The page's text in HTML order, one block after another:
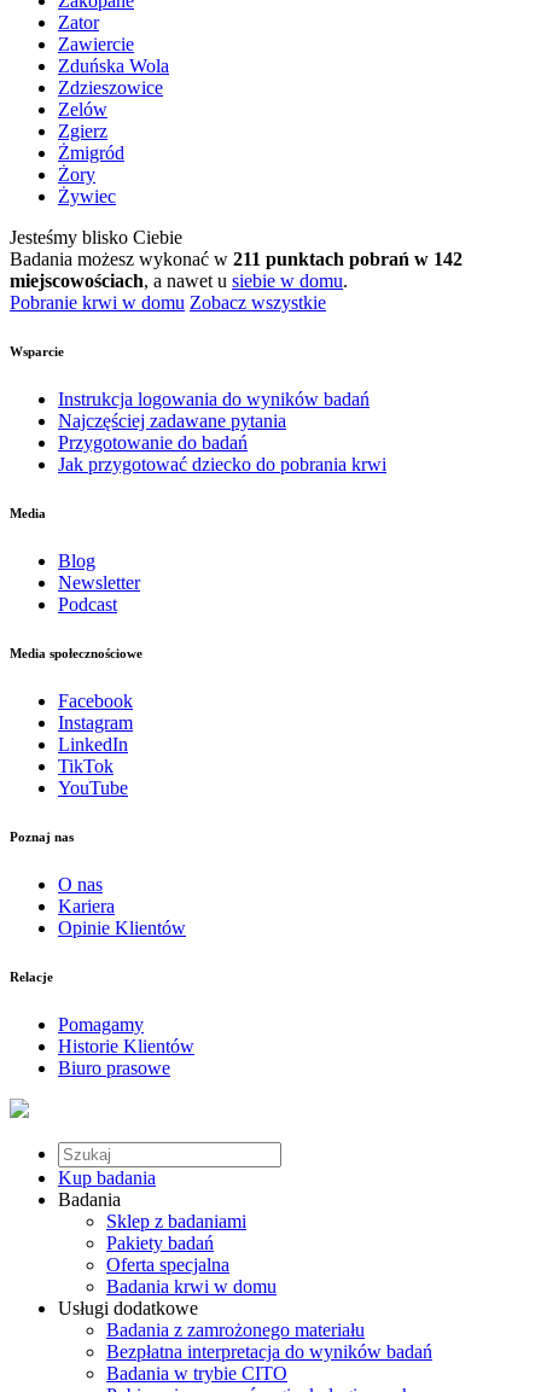
Zator
Zawiercie
Zduńska Wola
Zdzieszowice
Zelów
Zgierz
Żmigród
Żory
Żywiec
Jesteśmy blisko Ciebie
Badania możesz wykonać w 211 punktach pobrań w 142
miejscowościach, a nawet u siebie w domu.
Pobranie krwi w domu Zobacz wszystkie
Wsparcie
Instrukcja logowania do wyników badań
Najczęściej zadawane pytania
Przygotowanie do badań
Jak przygotować dziecko do pobrania krwi
Media
Blog
Newsletter
Podcast
Media społecznościowe
Facebook
Instagram
LinkedIn
TikTok
YouTube
Poznaj nas
O nas
Kariera
Opinie Klientów
Relacje
Pomagamy
Historie Klientów
Biuro prasowe
Kup badania
Badania
Sklep z badaniami
Pakiety badań
Oferta specjalna
Badania krwi w domu
Usługi dodatkowe
Badania z zamrożonego materiału
Bezpłatna interpretacja do wyników badań
Badania w trybie CITO